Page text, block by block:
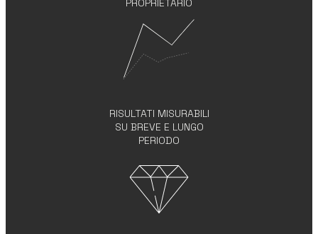
PROPRIETARIO
RISULTATI MISURABILI
SU BREVE E LUNGO
PERIODO